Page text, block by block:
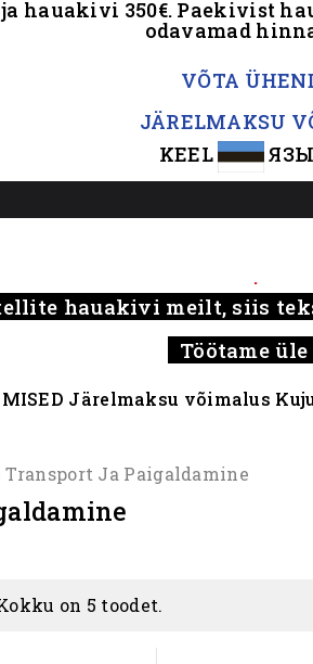
hauakivi 350€. Paekivist
odavamad
VÕTA
JÄRELMAKSU
KEEL
.
hauakivi meilt, siis
Töötame
Järelmaksu võimalus
Transport Ja Paigaldamine
on 5 toodet.